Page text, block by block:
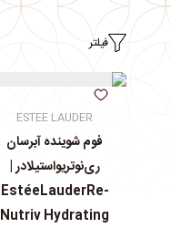
فیلتر
ESTEE LAUDER
فوم شوینده آبرسان
ری‌نوتریواستیلادر |
EstéeLauderRe-
Nutriv Hydrating